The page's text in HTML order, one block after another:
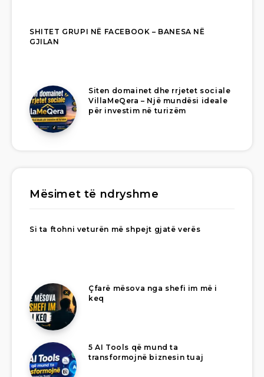
SHITET GRUPI NË FACEBOOK – BANESA NË
GJILAN
Siten domainet dhe rrjetet sociale
VillaMeQera – Një mundësi ideale
për investim në turizëm
Mësimet të ndryshme
Si ta ftohni veturën më shpejt gjatë verës
Çfarë mësova nga shefi im më i
keq
5 AI Tools që mund ta
transformojnë biznesin tuaj